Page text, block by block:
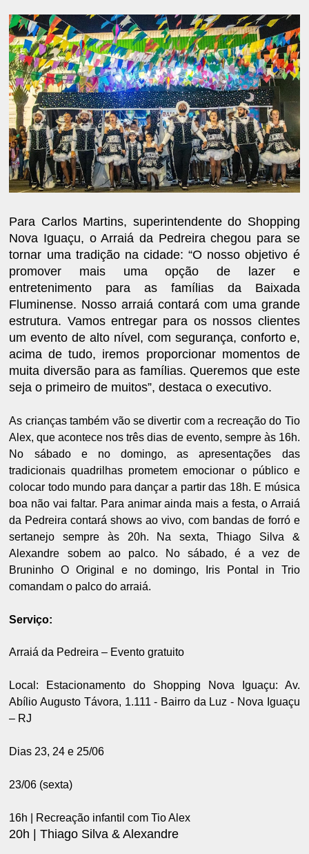
Para Carlos Martins, superintendente do Shopping
Nova Iguaçu, o Arraiá da Pedreira chegou para se
tornar uma tradição na cidade: “O nosso objetivo é
promover mais uma opção de lazer e
entretenimento para as famílias da Baixada
Fluminense. Nosso arraiá contará com uma grande
estrutura. Vamos entregar para os nossos clientes
um evento de alto nível, com segurança, conforto e,
acima de tudo, iremos proporcionar momentos de
muita diversão para as famílias. Queremos que este
seja o primeiro de muitos”, destaca o executivo.
As crianças também vão se divertir com a recreação do Tio
Alex, que acontece nos três dias de evento, sempre às 16h.
No sábado e no domingo, as apresentações das
tradicionais quadrilhas prometem emocionar o público e
colocar todo mundo para dançar a partir das 18h. E música
boa não vai faltar. Para animar ainda mais a festa, o Arraiá
da Pedreira contará shows ao vivo, com bandas de forró e
sertanejo sempre às 20h. Na sexta, Thiago Silva &
Alexandre sobem ao palco. No sábado, é a vez de
Bruninho O Original e no domingo, Iris Pontal in Trio
comandam o palco do arraiá.
Serviço:
Arraiá da Pedreira – Evento gratuito
Local: Estacionamento do Shopping Nova Iguaçu: Av.
Abílio Augusto Távora, 1.111 - Bairro da Luz - Nova Iguaçu
– RJ
Dias 23, 24 e 25/06
23/06 (sexta)
16h | Recreação infantil com Tio Alex
20h | Thiago Silva & Alexandre